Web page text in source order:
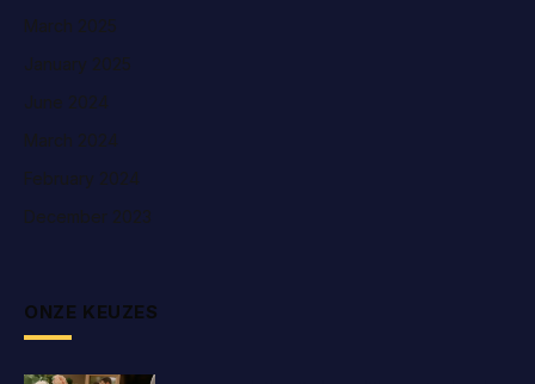
March 2025
January 2025
June 2024
March 2024
February 2024
December 2023
ONZE KEUZES